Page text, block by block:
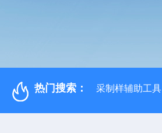
热门搜索： 采制样辅助工具